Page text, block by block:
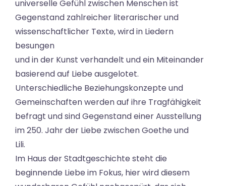
universelle Gefühl zwischen Menschen ist
Gegenstand zahlreicher literarischer und
wissenschaftlicher Texte, wird in Liedern
besungen
und in der Kunst verhandelt und ein Miteinander
basierend auf Liebe ausgelotet.
Unterschiedliche Beziehungskonzepte und
Gemeinschaften werden auf ihre Tragfähigkeit
befragt und sind Gegenstand einer Ausstellung
im 250. Jahr der Liebe zwischen Goethe und
Lili.
Im Haus der Stadtgeschichte steht die
beginnende Liebe im Fokus, hier wird diesem